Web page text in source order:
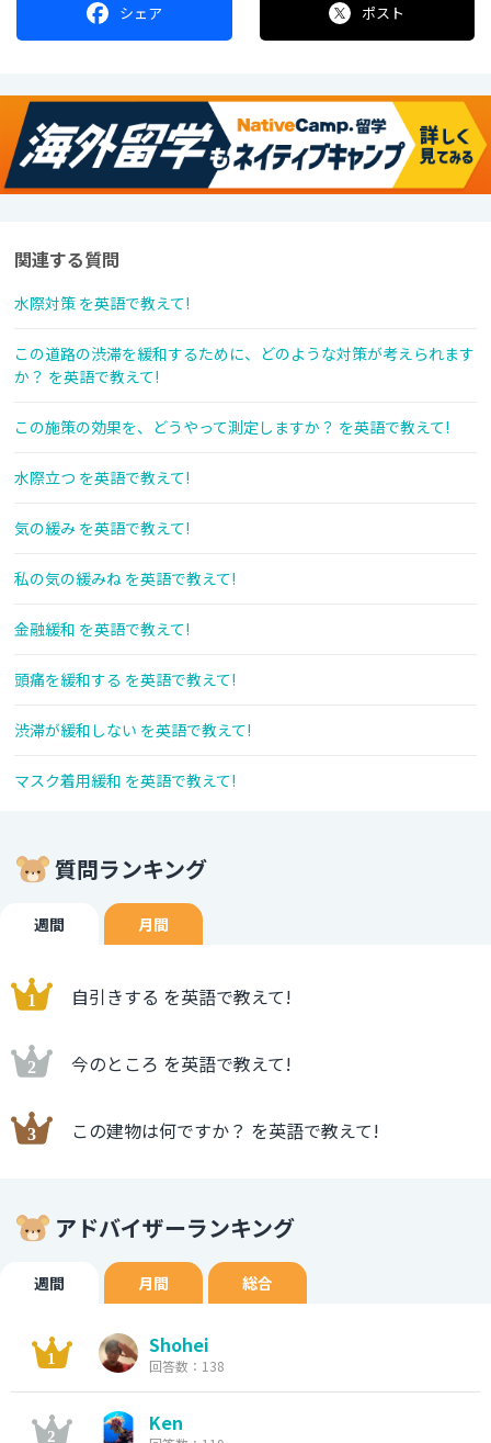
シェア ポスト
関連する質問
水際対策 を英語で教えて!
この道路の渋滞を緩和するために、どのような対策が考えられます
か？ を英語で教えて!
この施策の効果を、どうやって測定しますか？ を英語で教えて!
水際立つ を英語で教えて!
気の緩み を英語で教えて!
私の気の緩みね を英語で教えて!
金融緩和 を英語で教えて!
頭痛を緩和する を英語で教えて!
渋滞が緩和しない を英語で教えて!
マスク着用緩和 を英語で教えて!
質問ランキング
週間 月間
自引きする を英語で教えて!
今のところ を英語で教えて!
この建物は何ですか？ を英語で教えて!
アドバイザーランキング
週間 月間 総合
Shohei
回答数：138
Ken